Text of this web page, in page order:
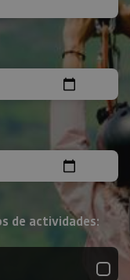
de actividades: